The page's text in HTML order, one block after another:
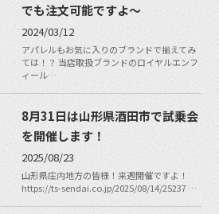
でも注文可能ですよ〜
2024/03/12
アパレルもお気に入りのブランドで揃えてみ
ては！？ 当店取扱ブランドのロイヤルエンフ
ィール…
8月31日は山形県酒田市で試乗会
を開催します！
2025/08/23
山形県庄内地方の皆様！来週開催ですよ！
https://ts-sendai.co.jp/2025/08/14/25237 …